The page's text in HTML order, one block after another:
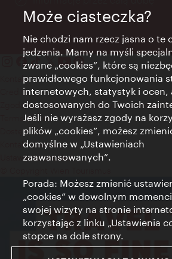
Kontakt
Credits
Zgoda na przetwarzanie danych osobowych
Terms of Use
Dostępność
Kontakt prasowy
Ustawienia cookies
Może ciasteczka?
Nie chodzi nam rzecz jasna o te
jedzenia. Mamy na myśli
zwane „cookies”, które są
prawidłowego funkcjonowania
internetowych, statystyk i ocen,
dostosowanych do Twoich
Jeśli nie wyrażasz zgody na
plików „cookies”, możesz
domyślne w „Ustawieniach
zaawansowanych”.
Porada: Możesz zmienić
„cookies” w dowolnym
swojej wizyty na stronie
korzystając z linku „Ustawienia
stopce na dole strony.